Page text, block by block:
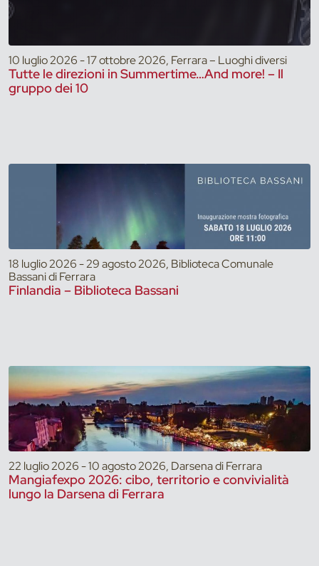
10 luglio 2026 - 17 ottobre 2026, Ferrara – Luoghi diversi
Tutte le direzioni in Summertime…And more! – Il
gruppo dei 10
18 luglio 2026 - 29 agosto 2026, Biblioteca Comunale
Bassani di Ferrara
Finlandia – Biblioteca Bassani
22 luglio 2026 - 10 agosto 2026, Darsena di Ferrara
Mangiafexpo 2026: cibo, territorio e convivialità
lungo la Darsena di Ferrara